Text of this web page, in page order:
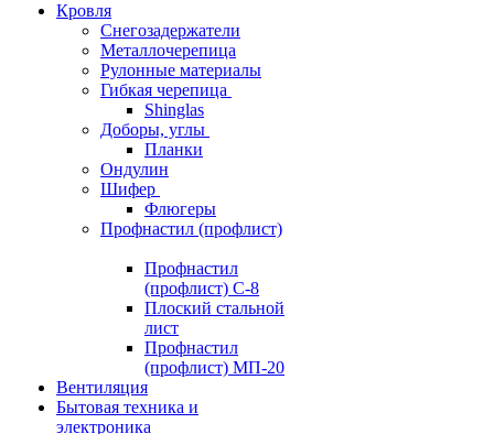
Кровля
Снегозадержатели
Металлочерепица
Рулонные материалы
Гибкая черепица
Shinglas
Доборы, углы
Планки
Ондулин
Шифер
Флюгеры
Профнастил (профлист)
Профнастил
(профлист) С-8
Плоский стальной
лист
Профнастил
(профлист) МП-20
Вентиляция
Бытовая техника и
электроника